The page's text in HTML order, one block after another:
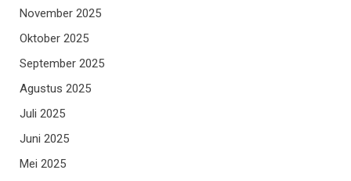
November 2025
Oktober 2025
September 2025
Agustus 2025
Juli 2025
Juni 2025
Mei 2025